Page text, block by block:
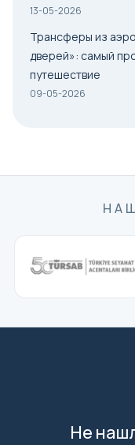
13-05-2026
Трансферы из
дверей»: самый
путешествие
09-05-2026
Не